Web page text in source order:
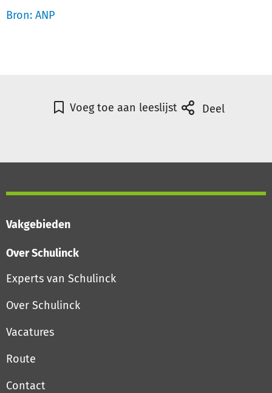
Bron: ANP
Voeg toe aan leeslijst Deel
Vakgebieden
Over Schulinck
Experts van Schulinck
Over Schulinck
Vacatures
Route
Contact